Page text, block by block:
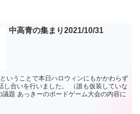
中高青の集まり2021/10/31
いうことで本日ハロウィンにもかかわらず
し合いを行いました。 （誰も仮装していな
題 あっきーのボードゲーム大会の内容に